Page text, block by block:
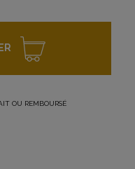
OU REMBOURSÉ